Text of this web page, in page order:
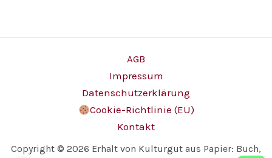
AGB
Impressum
Datenschutzerklärung
Cookie-Richtlinie (EU)
Kontakt
Copyright © 2026 Erhalt von Kulturgut aus Papier: Buch,